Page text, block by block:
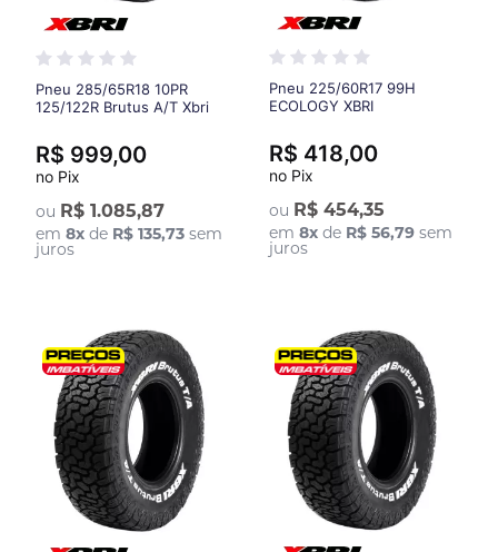
Pneu 285/65R18 10PR
125/122R Brutus A/T Xbri
ou R$ 1.085,87
em8x de R$ 135,73 sem
juros
R$ 999,00
no Pix
Pneu 225/60R17 99H
ECOLOGY XBRI
ou R$ 454,35
em 8xde R$ 56,79sem
juros
R$ 418,00
no Pix